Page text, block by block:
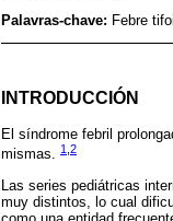
Palavras-chave: Febre
INTRODUCCIÓN
El síndrome febril
mismas. 1 2
Las series pediátricas
muy distintos, lo cual